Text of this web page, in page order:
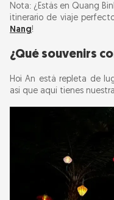
Nota: ¿Estás en Quang
itinerario de viaje
Nang!
¿Qué souvenirs
Hoi An está repleta de
así que aquí tienes